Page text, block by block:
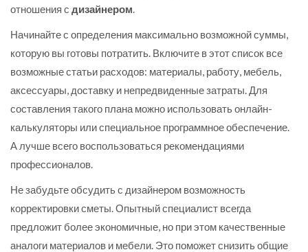
отношения с дизайнером.
Начинайте с определения максимально возможной суммы,
которую вы готовы потратить. Включите в этот список все
возможные статьи расходов: материалы, работу, мебель,
аксессуары, доставку и непредвиденные затраты. Для
составления такого плана можно использовать онлайн-
калькуляторы или специальное программное обеспечение.
А лучше всего воспользоваться рекомендациями
профессионалов.
Не забудьте обсудить с дизайнером возможность
корректировки сметы. Опытный специалист всегда
предложит более экономичные, но при этом качественные
аналоги материалов и мебели. Это поможет снизить общие